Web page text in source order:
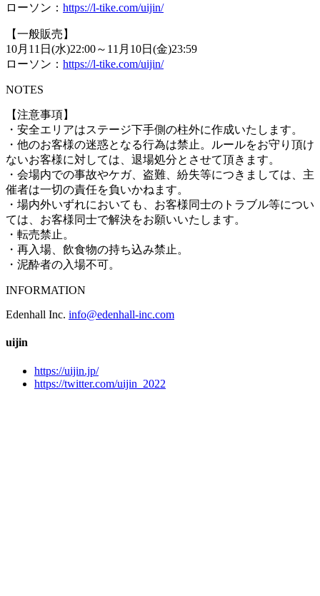
ローソン： https://l-tike.com/uijin/
【一般販売】
10月11日(水)22:00～11月10日(金)23:59
ローソン： https://l-tike.com/uijin/
NOTES
【注意事項】
・安全エリアはステージ下手側の柱外に作成いたします。
・他のお客様の迷惑となる行為は禁止。
ルールをお守り頂け
ないお客様に対しては、 退場処分とさせて頂きます。
・会場内での事故やケガ、盗難、紛失等につきましては、 主
催者は一切の責任を負いかねます。
・場内外いずれにおいても、お客様同士のトラブル等につい
ては、 お客様同士で解決をお願いいたします。
・転売禁止。
・再入場、飲食物の持ち込み禁止。
・泥酔者の入場不可。
INFORMATION
Edenhall Inc. info@edenhall-inc.com
uijin
https://uijin.jp/
https://twitter.com/uijin_2022